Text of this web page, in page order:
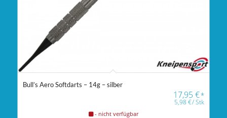
Bull’s Aero Softdarts – 14g – silber
17,95€*
5,98€/Stk
- nicht verfügbar